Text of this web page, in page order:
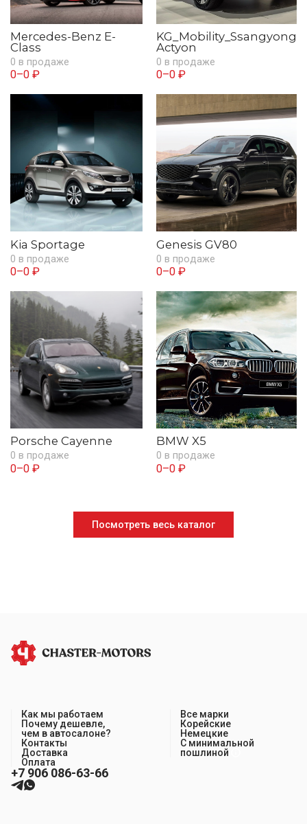
Mercedes-Benz E-
Class
0 в продаже
0–0 ₽
KG_Mobility_Ssangyong
Actyon
0 в продаже
0–0 ₽
Kia Sportage
0 в продаже
0–0 ₽
Genesis GV80
0 в продаже
0–0 ₽
Porsche Cayenne
0 в продаже
0–0 ₽
BMW X5
0 в продаже
0–0 ₽
Посмотреть весь каталог
Как мы работаем
Почему дешевле,
чем в автосалоне?
Контакты
Доставка
Оплата
Все марки
Корейские
Немецкие
С минимальной
пошлиной
+7 906 086-63-66